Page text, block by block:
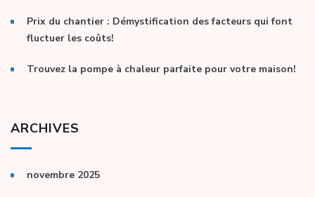
Prix du chantier : Démystification des facteurs qui font
fluctuer les coûts!
Trouvez la pompe à chaleur parfaite pour votre maison!
ARCHIVES
novembre 2025